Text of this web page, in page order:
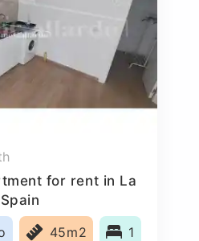
for rent in La
45m2 1